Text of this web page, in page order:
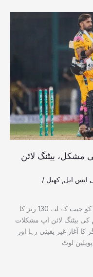
مشکل، بیٹنگ لائن
ایس ایل کھیل /
پی ایس ایل 11 کے فائنل میں پشاور زلمی کو جیت کے لیے 130 رنز کا
کی بیٹنگ لائن اپ مشکلات
آغاز غیر یقینی رہا اور
لوٹ